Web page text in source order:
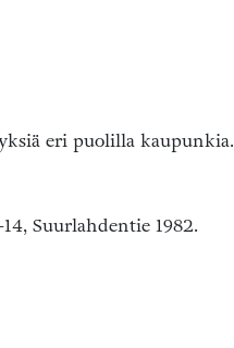
eri puolilla kaupunkia.
Suurlahdentie 1982.